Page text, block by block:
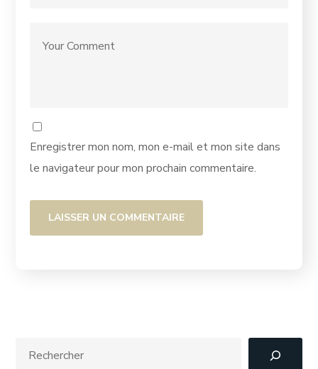
Enregistrer mon nom, mon e-mail et mon site dans
le navigateur pour mon prochain commentaire.